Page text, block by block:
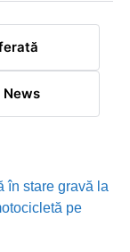
News
în stare gravă la
pe